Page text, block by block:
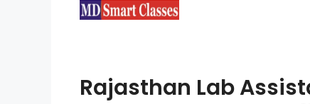
Rajasthan Lab